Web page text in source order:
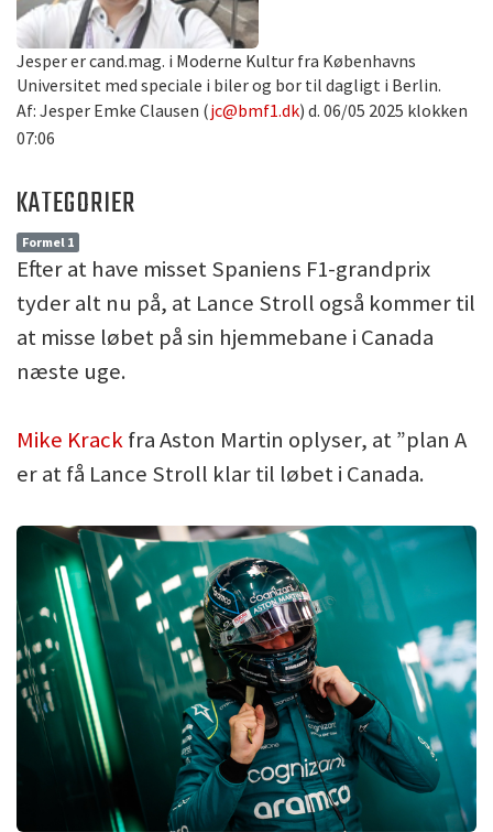
Jesper er cand.mag. i Moderne Kultur fra Københavns
Universitet med speciale i biler og bor til dagligt i Berlin.
Af: Jesper Emke Clausen (jc@bmf1.dk) d. 06/05 2025 klokken
07:06
KATEGORIER
Formel 1
Efter at have misset Spaniens F1-grandprix
tyder alt nu på, at Lance Stroll også kommer til
at misse løbet på sin hjemmebane i Canada
næste uge.
Mike Krackfra Aston Martin oplyser, at ”plan A
er at få Lance Stroll klar til løbet i Canada.